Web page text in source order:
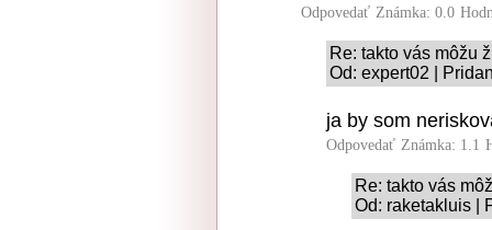
Odpovedať Známka: 0.0
Re: takto vás môžu
Od: expert02 |
ja by som
Odpovedať Známka: 1.1
Re: takto vás
Od: raketakluis |